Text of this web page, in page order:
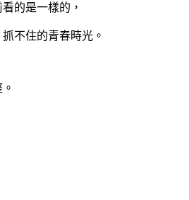
的是一樣的，
不住的青春時光。